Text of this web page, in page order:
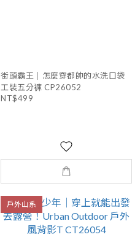
街頭霸王｜怎麼穿都帥的水洗口袋
工裝五分褲 CP26052
NT$499
戶外山系